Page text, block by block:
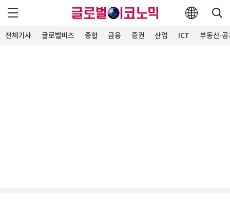
전체기사 글로벌비즈 종합 금융 증권 산업 ICT 부동산·